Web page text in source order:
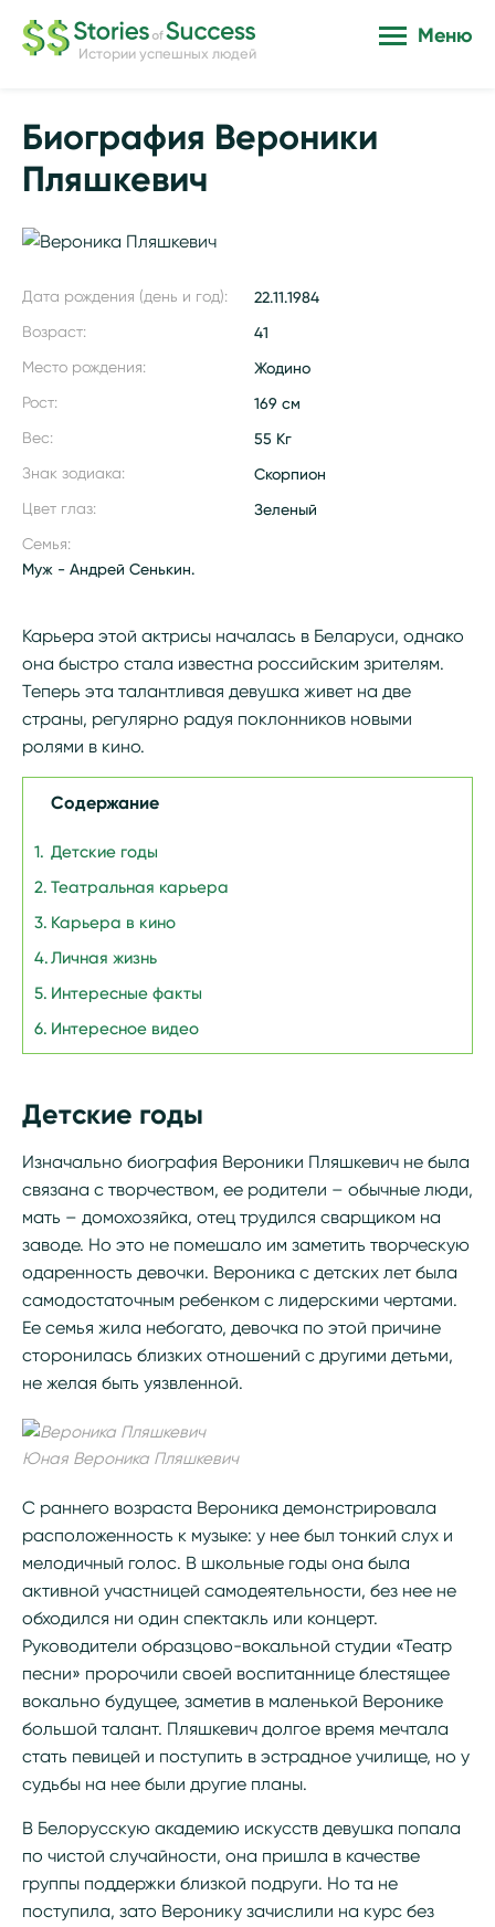
Истории успешных людей
Меню
Биография Вероники
Пляшкевич
Дата рождения (день и год): 22.11.1984
Возраст: 41
Место рождения: Жодино
Рост: 169 см
Вес: 55 Кг
Знак зодиака: Скорпион
Цвет глаз: Зеленый
Семья:
Муж - Андрей Сенькин.
Карьера этой актрисы началась в Беларуси, однако
она быстро стала известна российским зрителям.
Теперь эта талантливая девушка живет на две
страны, регулярно радуя поклонников новыми
ролями в кино.
Содержание
Детские годы
Театральная карьера
Карьера в кино
Личная жизнь
Интересные факты
Интересное видео
Детские годы
Изначально биография Вероники Пляшкевич не была
связана с творчеством, ее родители – обычные люди,
мать – домохозяйка, отец трудился сварщиком на
заводе. Но это не помешало им заметить творческую
одаренность девочки. Вероника с детских лет была
самодостаточным ребенком с лидерскими чертами.
Ее семья жила небогато, девочка по этой причине
сторонилась близких отношений с другими детьми,
не желая быть уязвленной.
Юная Вероника Пляшкевич
С раннего возраста Вероника демонстрировала
расположенность к музыке: у нее был тонкий слух и
мелодичный голос. В школьные годы она была
активной участницей самодеятельности, без нее не
обходился ни один спектакль или концерт.
Руководители образцово-вокальной студии «Театр
песни» пророчили своей воспитаннице блестящее
вокально будущее, заметив в маленькой Веронике
большой талант. Пляшкевич долгое время мечтала
стать певицей и поступить в эстрадное училище, но у
судьбы на нее были другие планы.
В Белорусскую академию искусств девушка попала
по чистой случайности, она пришла в качестве
группы поддержки близкой подруги. Но та не
поступила, зато Веронику зачислили на курс без